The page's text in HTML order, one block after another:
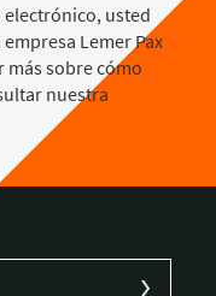
usted
Lemer Pax
más sobre cómo
nuestra